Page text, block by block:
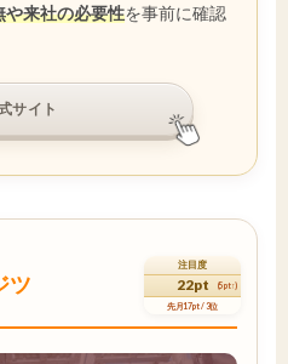
や来社の必要性を事前に確認
サイト
ツ
注目度
22pt (5pt↑)
先月17pt / 3位